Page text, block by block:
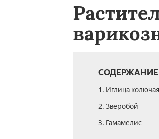
СОДЕРЖАНИЕ
1. Иглица колючая
2. Зверобой
3. Гамамелис